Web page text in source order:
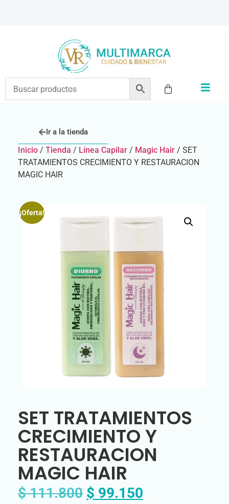
Ir a la tienda
Inicio / Tienda / Línea Capilar / Magic Hair / SET
TRATAMIENTOS CRECIMIENTO Y RESTAURACION
MAGIC HAIR
¡Oferta!
SET TRATAMIENTOS
CRECIMIENTO Y
RESTAURACION
MAGIC HAIR
$111.800 $ 99.150